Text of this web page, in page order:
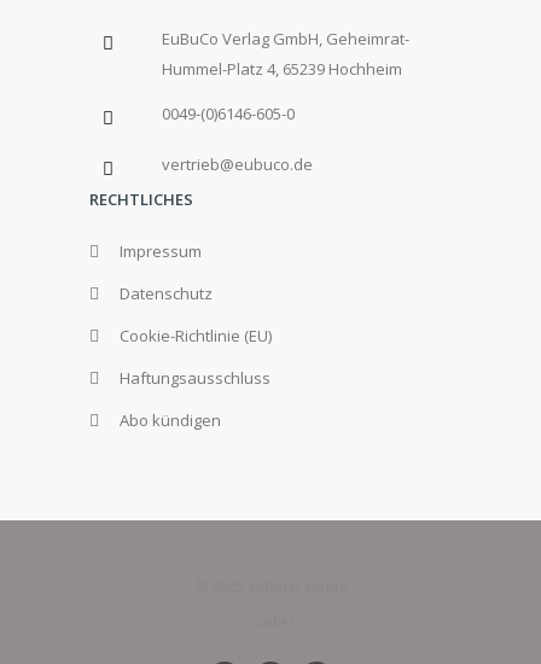
EuBuCo Verlag GmbH, Geheimrat-
Hummel-Platz 4, 65239 Hochheim
0049-(0)6146-605-0
vertrieb@eubuco.de
RECHTLICHES
Impressum
Datenschutz
Cookie-Richtlinie (EU)
Haftungsausschluss
Abo kündigen